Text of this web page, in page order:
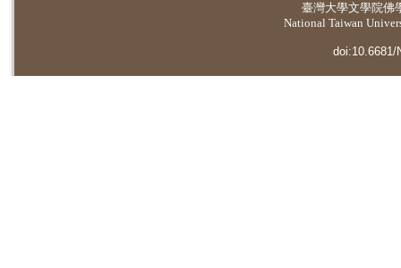
臺灣大學文學院佛
National Taiwan
doi:10.6681/